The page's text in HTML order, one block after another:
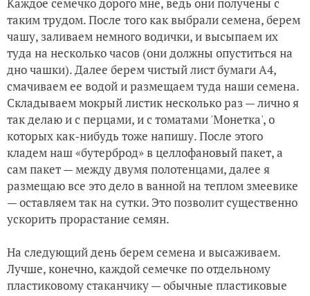
таким трудом. После того как выбрали семена, берем
чашу, заливаем немного водички, и высыпаем их
туда на несколько часов (они должны опуститься на
дно чашки). Далее берем чистый лист бумаги А4,
смачиваем ее водой и размещаем туда наши семена.
Складываем мокрый листик несколько раз — лично я
так делаю и с перцами, и с томатами 'Монетка', о
которых как-нибудь тоже напишу. После этого
кладем наш «бутерброд» в целлофановый пакет, а
сам пакет — между двумя полотенцами, далее я
размещаю все это дело в ванной на теплом змеевике
— оставляем так на сутки. Это позволит существенно
ускорить прорастание семян.
На следующий день берем семена и высаживаем.
Лучше, конечно, каждой семечке по отдельному
пластиковому стаканчику — обычные пластиковые